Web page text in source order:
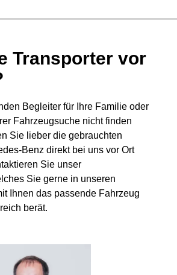
Transporter vor
Begleiter für Ihre Familie oder
Fahrzeugsuche nicht finden
Sie lieber die gebrauchten
Benz direkt bei uns vor Ort
Sie unser
Sie gerne in unseren
Ihnen das passende Fahrzeug
berät.